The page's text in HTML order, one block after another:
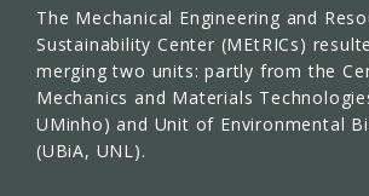
The Mechanical Engineering and
Sustainability Center (MEtRICs)
merging two units: partly from the
Mechanics and Materials
UMinho) and Unit of Environmental
(UBiA, UNL).